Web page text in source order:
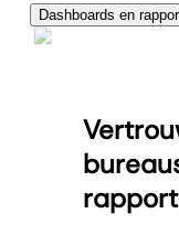
Maak gebruik
rapportage om
statistieken.
snel
samen te stellen
weerspiegelen,
Dashboards en
weerspiegelt.
komt de stem
presenteer je
merk. De kracht
én je merk te